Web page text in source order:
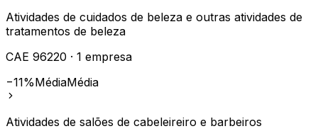
Atividades de cuidados de beleza e outras atividades de
tratamentos de beleza
CAE 96220 · 1 empresa
−11%MédiaMédia
Atividades de salões de cabeleireiro e barbeiros